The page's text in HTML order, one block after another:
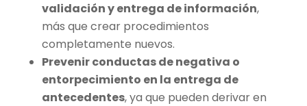
validación y entrega de información,
más que crear procedimientos
completamente nuevos.
Prevenir conductas de negativa o
entorpecimiento en la entrega de
antecedentes, ya que pueden derivar en